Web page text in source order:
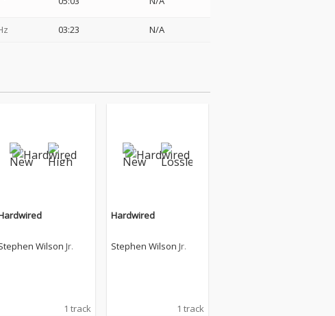
03:23 N/A
Wilson Jr.
1 track
Hardwired
Stephen Wilson Jr.
1 track